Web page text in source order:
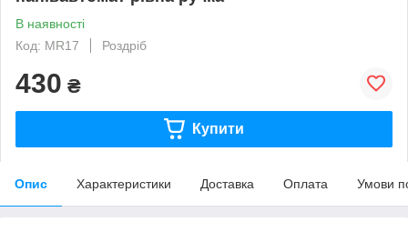
В наявності
Код: MR17
Роздріб
430 ₴
Купити
Опис Характеристики Доставка Оплата Умови